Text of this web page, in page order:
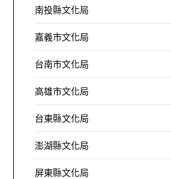
南投縣文化局
嘉義市文化局
台南市文化局
高雄市文化局
台東縣文化局
澎湖縣文化局
屏東縣文化局